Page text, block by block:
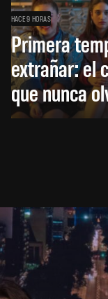
HACE 9 HORAS
Primera
extrañar: el
que nunca